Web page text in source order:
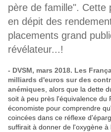
père de famille". Cette
en dépit des
placements grand
révélateur...!
- DVSM, mars 2018. Les
milliards d'euros sur des
anémiques , alors que la dette
soit à peu près l'équivalence du
économiste pour comprendre
coincées dans ce réflexe
suffirait à donner de l'oxygène